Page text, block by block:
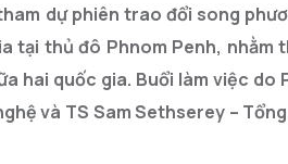
dự phiên trao đổi song
tại thủ đô Phnom Penh,
hai quốc gia. Buổi làm việc do
và TS Sam Sethserey –